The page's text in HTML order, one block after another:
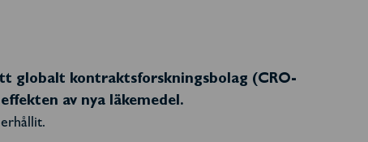
globalt kontraktsforskningsbolag (CRO-
av nya läkemedel.